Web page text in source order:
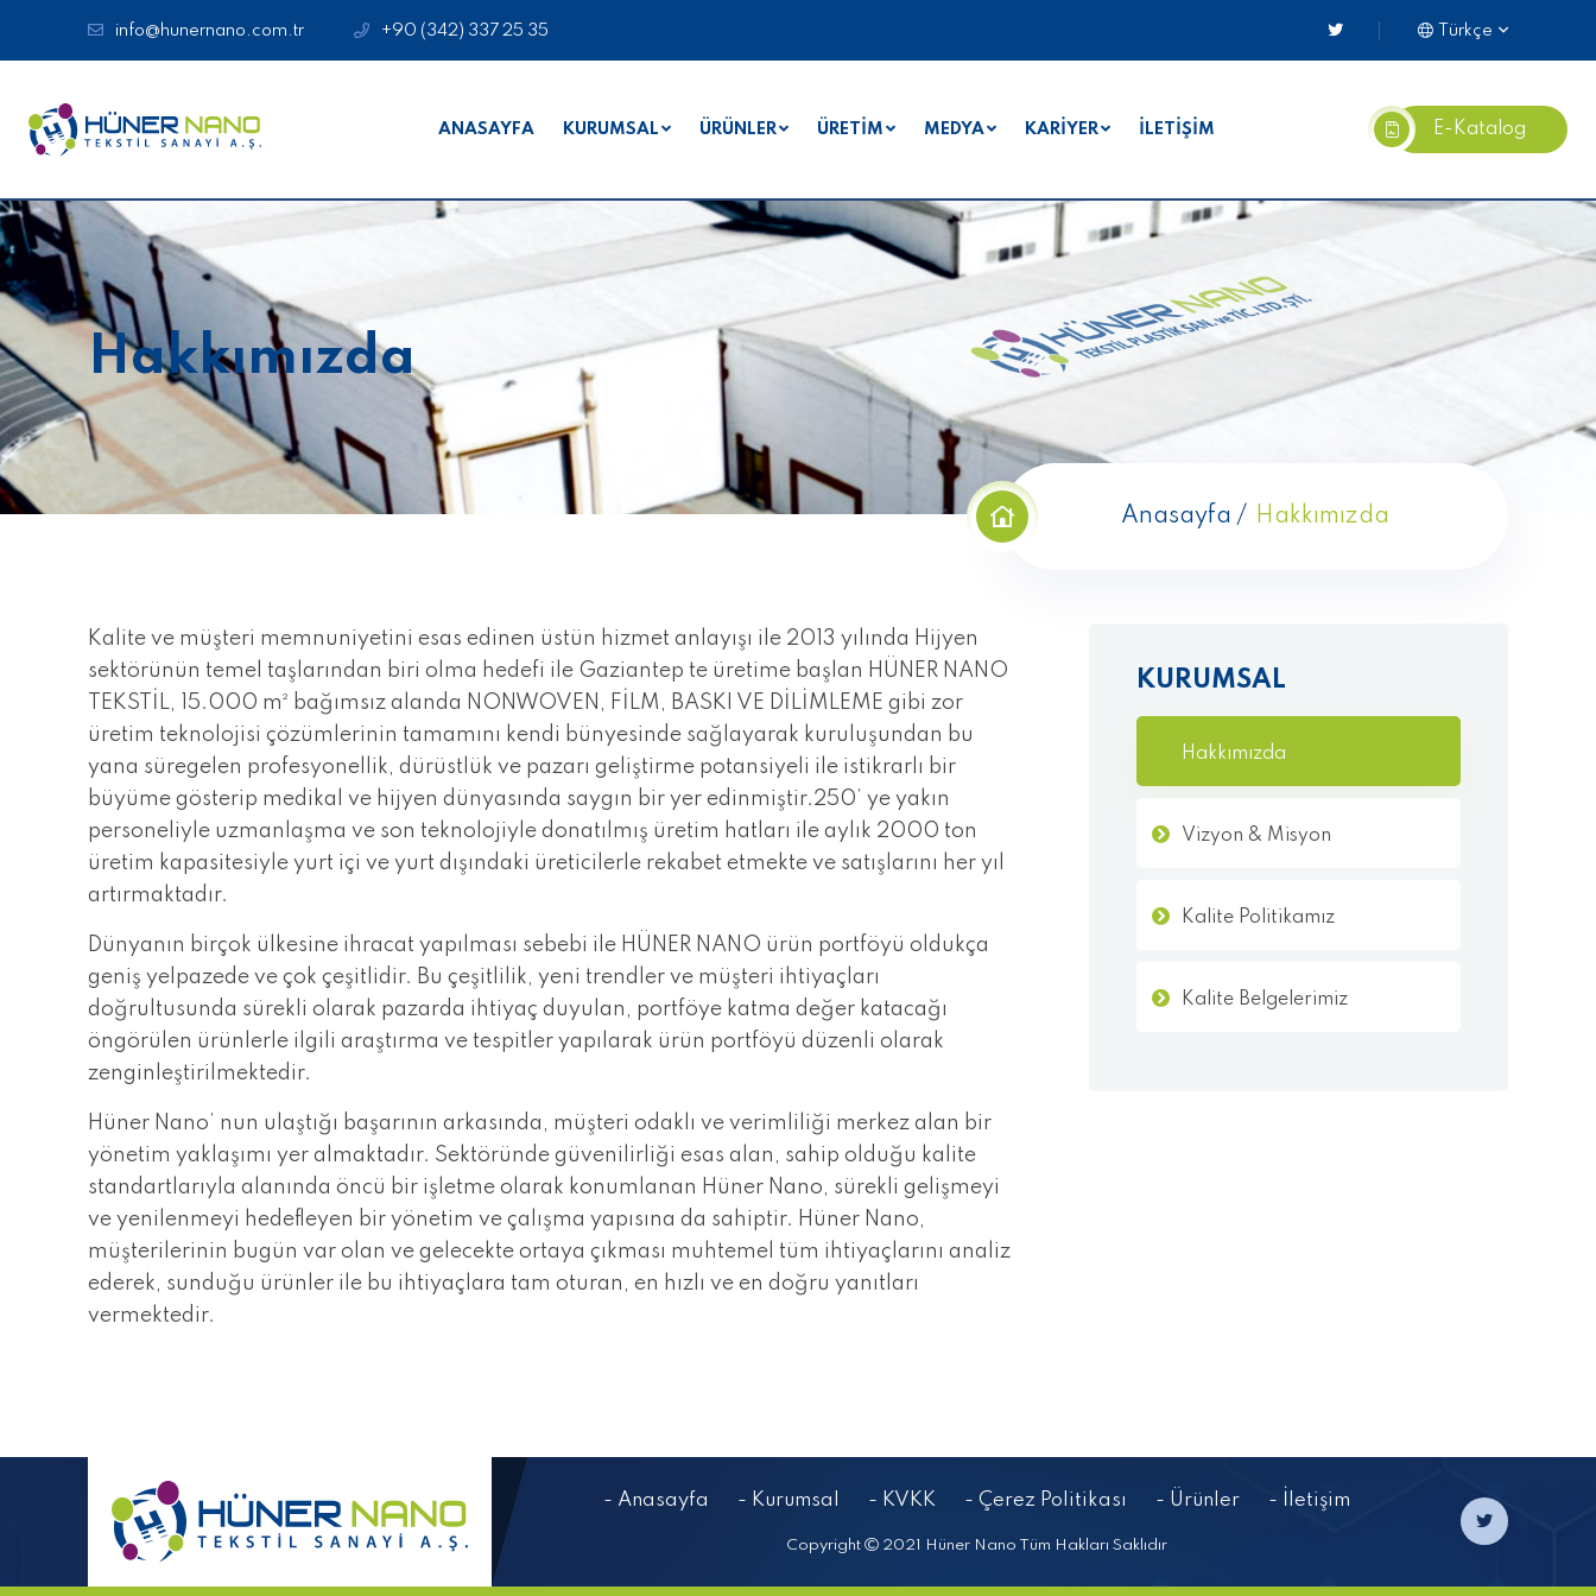
info@hunernano.com.tr +90 (342) 337 25 35 Türkçe
ANASAYFA KURUMSAL ÜRÜNLER ÜRETİM MEDYA KARİYER İLETİŞİM E-Katalog
Hakkımızda
Anasayfa Hakkımızda
Kalite ve müşteri memnuniyetini esas edinen üstün hizmet anlayışı ile 2013 yılında Hijyen
sektörünün temel taşlarından biri olma hedefi ile Gaziantep te üretime başlan HÜNER NANO
TEKSTİL, 15.000 m² bağımsız alanda NONWOVEN, FİLM, BASKI VE DİLİMLEME gibi zor
üretim teknolojisi çözümlerinin tamamını kendi bünyesinde sağlayarak kuruluşundan bu
yana süregelen profesyonellik, dürüstlük ve pazarı geliştirme potansiyeli ile istikrarlı bir
büyüme gösterip medikal ve hijyen dünyasında saygın bir yer edinmiştir.250’ ye yakın
personeliyle uzmanlaşma ve son teknolojiyle donatılmış üretim hatları ile aylık 2000 ton
üretim kapasitesiyle yurt içi ve yurt dışındaki üreticilerle rekabet etmekte ve satışlarını her yıl
artırmaktadır.
Dünyanın birçok ülkesine ihracat yapılması sebebi ile HÜNER NANO ürün portföyü oldukça
geniş yelpazede ve çok çeşitlidir. Bu çeşitlilik, yeni trendler ve müşteri ihtiyaçları
doğrultusunda sürekli olarak pazarda ihtiyaç duyulan, portföye katma değer katacağı
öngörülen ürünlerle ilgili araştırma ve tespitler yapılarak ürün portföyü düzenli olarak
zenginleştirilmektedir.
Hüner Nano’ nun ulaştığı başarının arkasında, müşteri odaklı ve verimliliği merkez alan bir
yönetim yaklaşımı yer almaktadır. Sektöründe güvenilirliği esas alan, sahip olduğu kalite
standartlarıyla alanında öncü bir işletme olarak konumlanan Hüner Nano, sürekli gelişmeyi
ve yenilenmeyi hedefleyen bir yönetim ve çalışma yapısına da sahiptir. Hüner Nano,
müşterilerinin bugün var olan ve gelecekte ortaya çıkması muhtemel tüm ihtiyaçlarını analiz
ederek, sunduğu ürünler ile bu ihtiyaçlara tam oturan, en hızlı ve en doğru yanıtları
vermektedir.
KURUMSAL
Hakkımızda
Vizyon & Misyon
Kalite Politikamız
Kalite Belgelerimiz
- Anasayfa - Kurumsal - KVKK - Çerez Politikası - Ürünler - İletişim
Copyright 2021 Hüner Nano Tüm Hakları Saklıdır